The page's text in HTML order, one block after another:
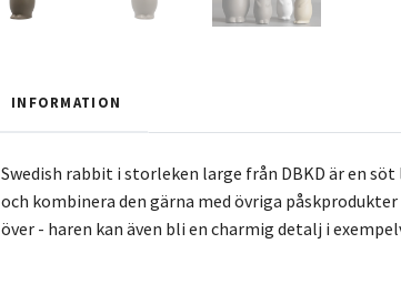
INFORMATION
Swedish rabbit i storleken large från DBKD är en
och kombinera den gärna med övriga
över - haren kan även bli en charmig detalj i